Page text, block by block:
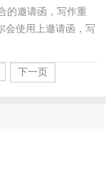
的邀请函，写作重
会使用上邀请函，写
的年...
下一页